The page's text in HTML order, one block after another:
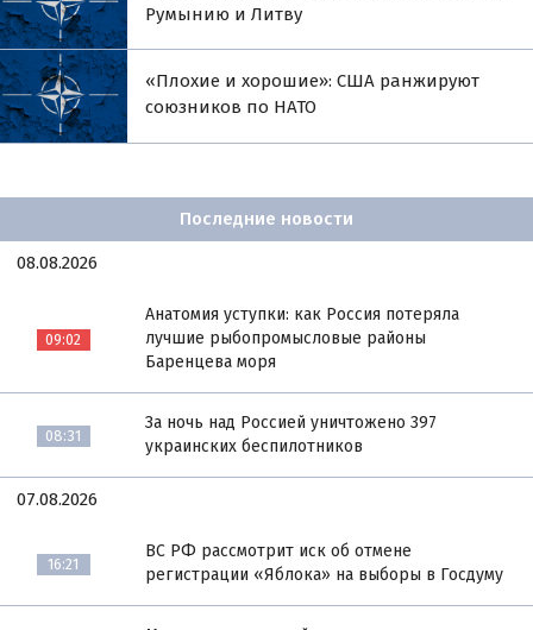
Румынию и Литву
«Плохие и хорошие»: США ранжируют
союзников по НАТО
Последние новости
08.08.2026
09:02
Анатомия уступки: как Россия потеряла
лучшие рыбопромысловые районы
Баренцева моря
08:31
За ночь над Россией уничтожено 397
украинских беспилотников
07.08.2026
16:21
ВС РФ рассмотрит иск об отмене
регистрации «Яблока» на выборы в Госдуму